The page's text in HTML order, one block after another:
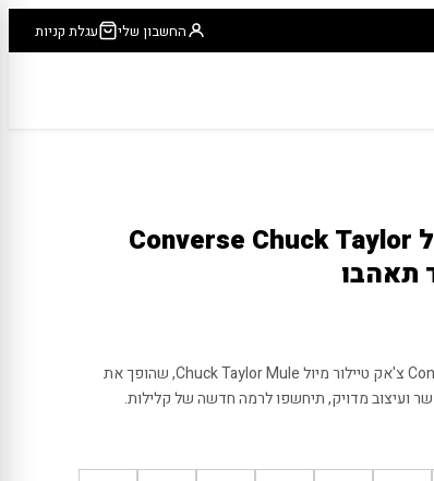
החשבון שלי עגלת קניות
קונברס צ'אק טיילור מיול Converse Chuck Taylor
ברוכים הבאים לעידן החדש עם קונברס Converse צ'אק טיילור מיול Chuck Taylor Mule, שהופך את
ועיצוב מדויק, תיחשפו לרמה חדשה של קלילות.